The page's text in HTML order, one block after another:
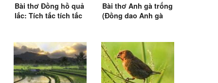
Bài thơ Đồng hồ quả
lắc: Tích tắc tích tắc
Bài thơ Anh gà trống
(Đồng dao Anh gà